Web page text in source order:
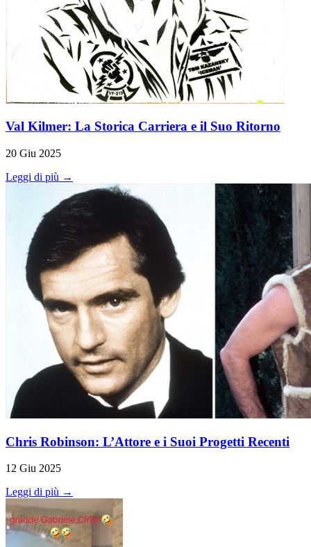
Val Kilmer: La Storica Carriera e il Suo Ritorno
20 Giu 2025
Leggi di più →
Chris Robinson: L’Attore e i Suoi Progetti Recenti
12 Giu 2025
Leggi di più →